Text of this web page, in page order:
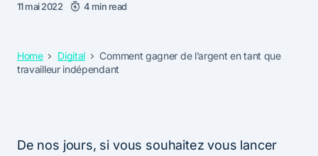
11 mai 2022 4 min read
Home Digital
Comment gagner de l’argent en tant que
travailleur indépendant
De nos jours, si vous souhaitez vous lancer